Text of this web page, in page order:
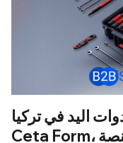
اليد في تركيا،
Ceta Form، أصبحت الآن على منصة B2B